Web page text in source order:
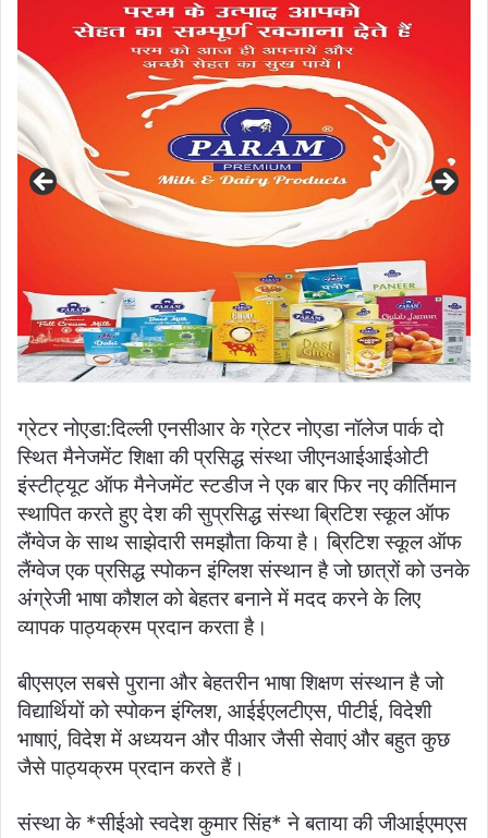
email
ग्रेटर नोएडा:दिल्ली एनसीआर के ग्रेटर नोएडा नॉलेज पार्क दो
स्थित मैनेजमेंट शिक्षा की प्रसिद्ध संस्था जीएनआईआईओटी
इंस्टीट्यूट ऑफ मैनेजमेंट स्टडीज ने एक बार फिर नए कीर्तिमान
स्थापित करते हुए देश की सुप्रसिद्ध संस्था ब्रिटिश स्कूल ऑफ
लैंग्वेज के साथ साझेदारी समझौता किया है। ब्रिटिश स्कूल ऑफ
लैंग्वेज एक प्रसिद्ध स्पोकन इंग्लिश संस्थान है जो छात्रों को उनके
अंग्रेजी भाषा कौशल को बेहतर बनाने में मदद करने के लिए
व्यापक पाठ्यक्रम प्रदान करता है।
बीएसएल सबसे पुराना और बेहतरीन भाषा शिक्षण संस्थान है जो
विद्यार्थियों को स्पोकन इंग्लिश, आईईएलटीएस, पीटीई, विदेशी
भाषाएं, विदेश में अध्ययन और पीआर जैसी सेवाएं और बहुत कुछ
जैसे पाठ्यक्रम प्रदान करते हैं।
संस्था के *सीईओ स्वदेश कुमार सिंह* ने बताया की जीआईएमएस